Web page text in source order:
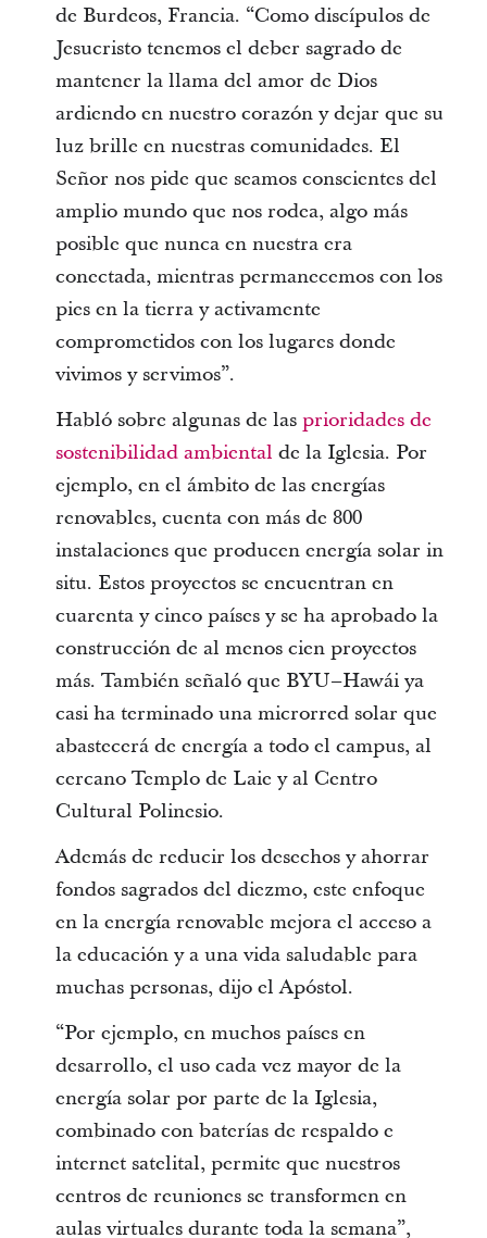
de Burdeos, Francia. “Como discípulos de
Jesucristo tenemos el deber sagrado de
mantener la llama del amor de Dios
ardiendo en nuestro corazón y dejar que su
luz brille en nuestras comunidades. El
Señor nos pide que seamos conscientes del
amplio mundo que nos rodea, algo más
posible que nunca en nuestra era
conectada, mientras permanecemos con los
pies en la tierra y activamente
comprometidos con los lugares donde
vivimos y servimos”.
Habló sobre algunas de las prioridades de
sostenibilidad ambiental de la Iglesia. Por
ejemplo, en el ámbito de las energías
renovables, cuenta con más de 800
instalaciones que producen energía solar in
situ. Estos proyectos se encuentran en
cuarenta y cinco países y se ha aprobado la
construcción de al menos cien proyectos
más. También señaló que BYU–Hawái ya
casi ha terminado una microrred solar que
abastecerá de energía a todo el campus, al
cercano Templo de Laie y al Centro
Cultural Polinesio.
Además de reducir los desechos y ahorrar
fondos sagrados del diezmo, este enfoque
en la energía renovable mejora el acceso a
la educación y a una vida saludable para
muchas personas, dijo el Apóstol.
“Por ejemplo, en muchos países en
desarrollo, el uso cada vez mayor de la
energía solar por parte de la Iglesia,
combinado con baterías de respaldo e
internet satelital, permite que nuestros
centros de reuniones se transformen en
aulas virtuales durante toda la semana”,